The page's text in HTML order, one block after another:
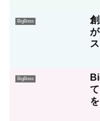
BigBoss
BigBoss